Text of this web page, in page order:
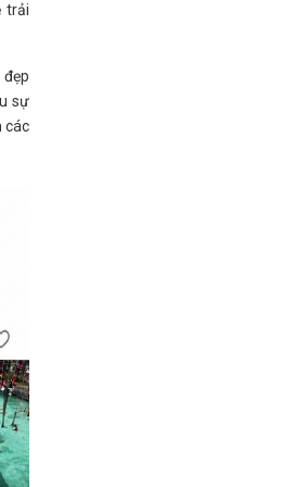
trải
sự
các